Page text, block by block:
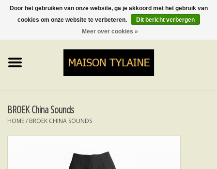
0 Artikelen - €0,00
BROEK China Sounds
HOME/ BROEK CHINA SOUNDS
Door het gebruiken van onze website, ga je akkoord met het gebruik van
cookies om onze website te verbeteren.
Dit bericht verbergen
Meer over cookies »